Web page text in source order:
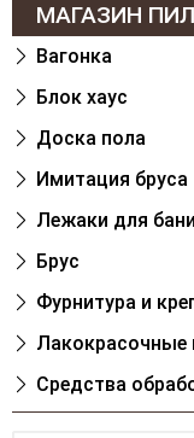
МАГАЗИН
Вагонка
Блок хаус
Доска пола
Имитация бруса
Лежаки для бани
Брус
Фурнитура и
Лакокрасочные
Cредства